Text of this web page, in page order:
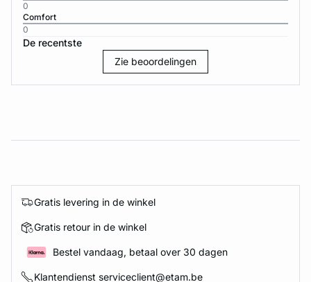
0
Comfort
0
De recentste
Zie beoordelingen
Gratis levering in de winkel
Gratis retour in de winkel
Bestel vandaag, betaal over 30 dagen
Klantendienst serviceclient@etam.be